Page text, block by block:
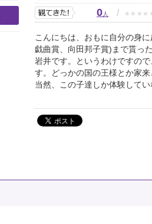
0人 / ★ ★ ★ ★ ★
こんにちは、おもに自分の身
戯曲賞、向田邦子賞)まで貰った
岩井です。というわけですの
す。どっかの国の王様とか家
当然、この子達しか体験して